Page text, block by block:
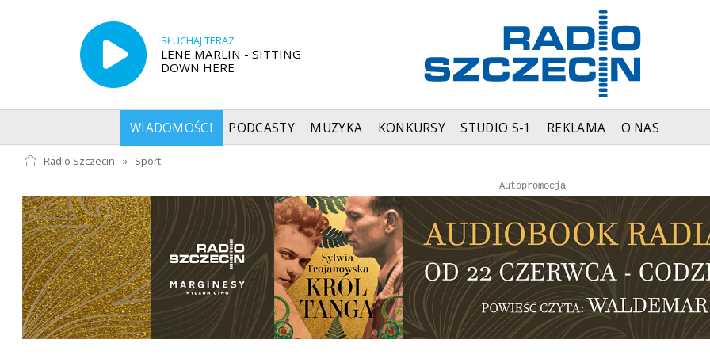
SŁUCHAJ TERAZ
LENE MARLIN - SITTING
DOWN HERE
WIADOMOŚCI PODCASTY MUZYKA KONKURSY STUDIO S-1 REKLAMA O NAS
Radio Szczecin » Sport
Autopromocja
Autopromocja
Reklama